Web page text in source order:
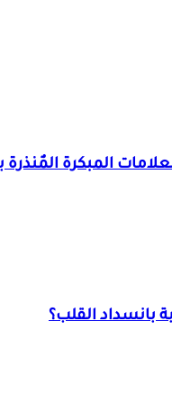
المبكرة المٌنذرة
بانسداد القلب؟